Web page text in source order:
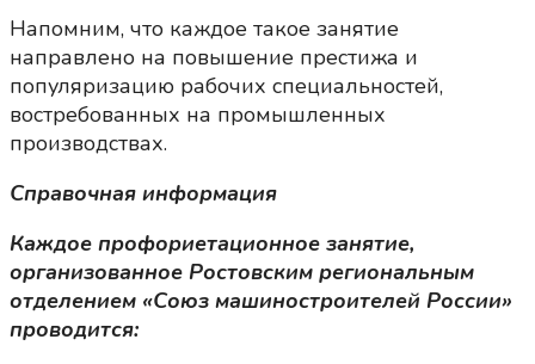
Напомним, что каждое такое занятие
направлено на повышение престижа и
популяризацию рабочих специальностей,
востребованных на промышленных
производствах.
Справочная информация
Каждое профориетационное занятие,
организованное Ростовским региональным
отделением «Союз машиностроителей России»
проводится: